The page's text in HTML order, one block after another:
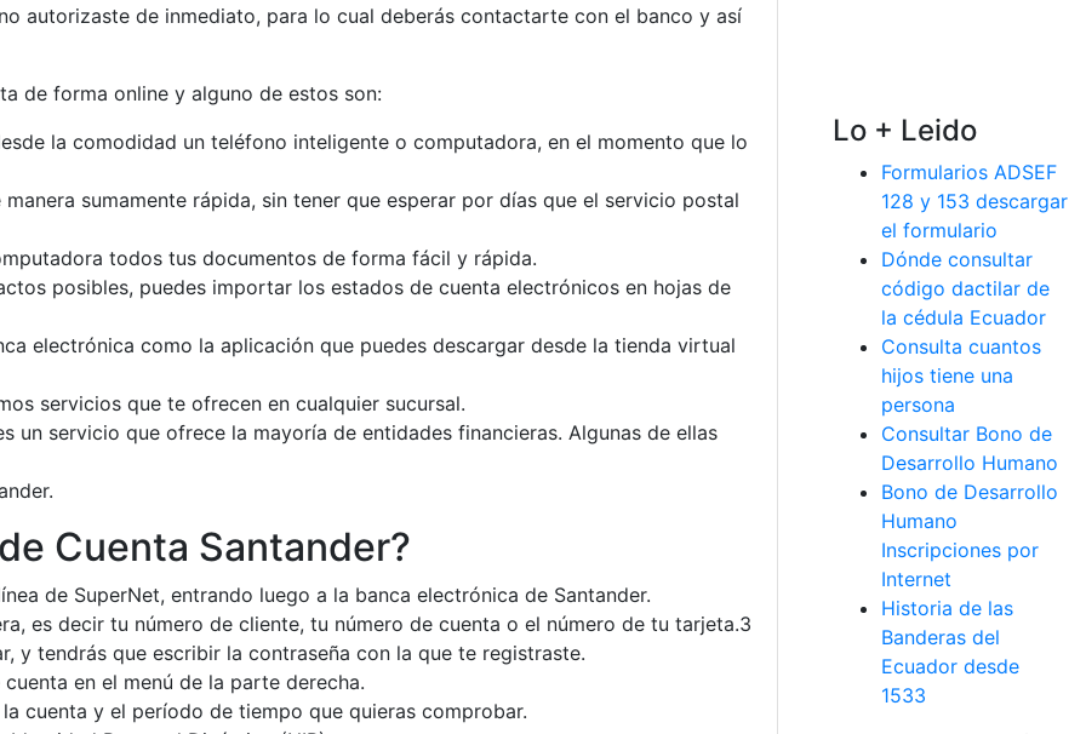
autorizaste de inmediato, para lo cual deberás contactarte con el banco y así
de forma online y alguno de estos son:
la comodidad un teléfono inteligente o computadora, en el momento que lo
sumamente rápida, sin tener que esperar por días que el servicio postal
todos tus documentos de forma fácil y rápida.
posibles, puedes importar los estados de cuenta electrónicos en hojas de
electrónica como la aplicación que puedes descargar desde la tienda virtual
servicios que te ofrecen en cualquier sucursal.
un servicio que ofrece la mayoría de entidades financieras. Algunas de ellas
Cuenta Santander?
de SuperNet, entrando luego a la banca electrónica de Santander.
es decir tu número de cliente, tu número de cuenta o el número de tu tarjeta.3
y tendrás que escribir la contraseña con la que te registraste.
en el menú de la parte derecha.
cuenta y el período de tiempo que quieras comprobar.
Lo + Leido
Formularios ADSEF
128 y 153 descargar
el formulario
Dónde consultar
código dactilar de
la cédula Ecuador
Consulta cuantos
hijos tiene una
persona
Consultar Bono de
Desarrollo Humano
Bono de Desarrollo
Humano
Inscripciones por
Internet
Historia de las
Banderas del
Ecuador desde
1533